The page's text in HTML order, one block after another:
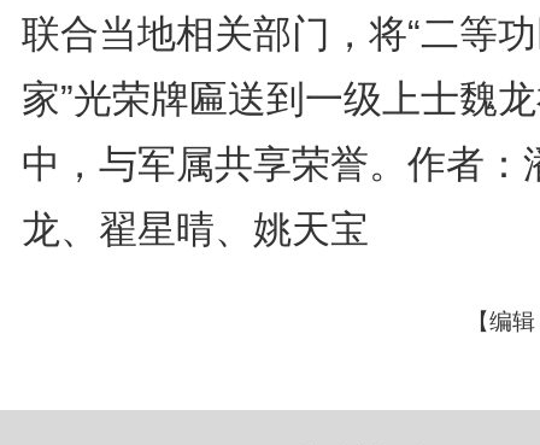
联合当地相关部门，将“二等
家”光荣牌匾送到一级上士魏
中，与军属共享荣誉。作者：
龙、翟星晴、姚天宝
【编